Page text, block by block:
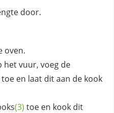
door.
oven.
het vuur, voeg de
en laat dit aan de kook
(3) toe en kook dit